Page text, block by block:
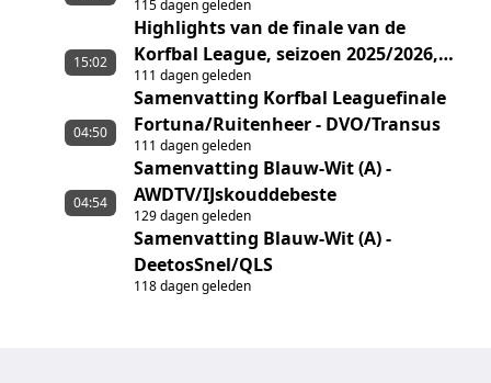
115 dagen geleden
Highlights van de finale van de
Korfbal League, seizoen 2025/2026,
tussen Fortuna/Ruitenheer en
DVO/Transus
111 dagen geleden
15:02
Samenvatting Korfbal Leaguefinale
Fortuna/Ruitenheer - DVO/Transus
111 dagen geleden
04:50
Samenvatting Blauw-Wit (A) -
AWDTV/IJskouddebeste
129 dagen geleden
04:54
Samenvatting Blauw-Wit (A) -
DeetosSnel/QLS
118 dagen geleden